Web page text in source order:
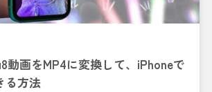
動画をMP4に変換して、iPhoneで
る方法